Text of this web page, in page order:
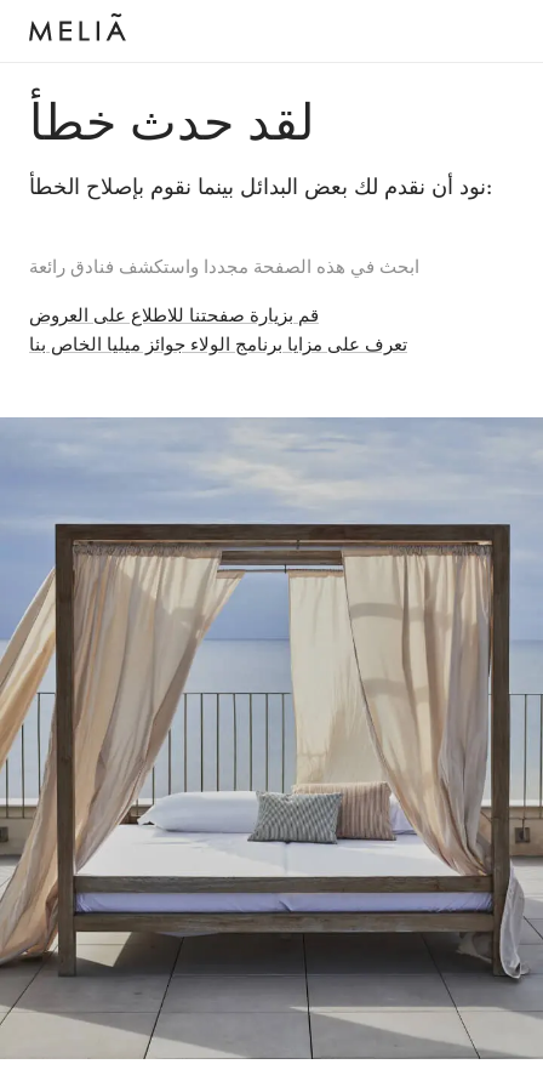
لقد حدث خطأ
نود أن نقدم لك بعض البدائل بينما نقوم بإصلاح الخطأ:
ابحث في هذه الصفحة مجددا واستكشف فنادق رائعة
قم بزيارة صفحتنا للاطلاع على العروض
تعرف على مزايا برنامج الولاء جوائز ميليا الخاص بنا